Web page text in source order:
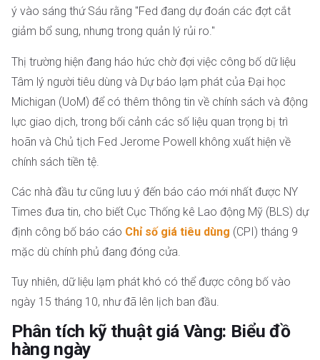
ý vào sáng thứ Sáu rằng "Fed đang dự đoán các đợt cắt
giảm bổ sung, nhưng trong quản lý rủi ro."
Thị trường hiện đang háo hức chờ đợi việc công bố dữ liệu
Tâm lý người tiêu dùng và Dự báo lạm phát của Đại học
Michigan (UoM) để có thêm thông tin về chính sách và động
lực giao dịch, trong bối cảnh các số liệu quan trọng bị trì
hoãn và Chủ tịch Fed Jerome Powell không xuất hiện về
chính sách tiền tệ.
Các nhà đầu tư cũng lưu ý đến báo cáo mới nhất được NY
Times đưa tin, cho biết Cục Thống kê Lao động Mỹ (BLS) dự
định công bố báo cáo Chỉ số giá tiêu dùng (CPI) tháng 9
mặc dù chính phủ đang đóng cửa.
Tuy nhiên, dữ liệu lạm phát khó có thể được công bố vào
ngày 15 tháng 10, như đã lên lịch ban đầu.
Phân tích kỹ thuật giá Vàng: Biểu đồ
hàng ngày